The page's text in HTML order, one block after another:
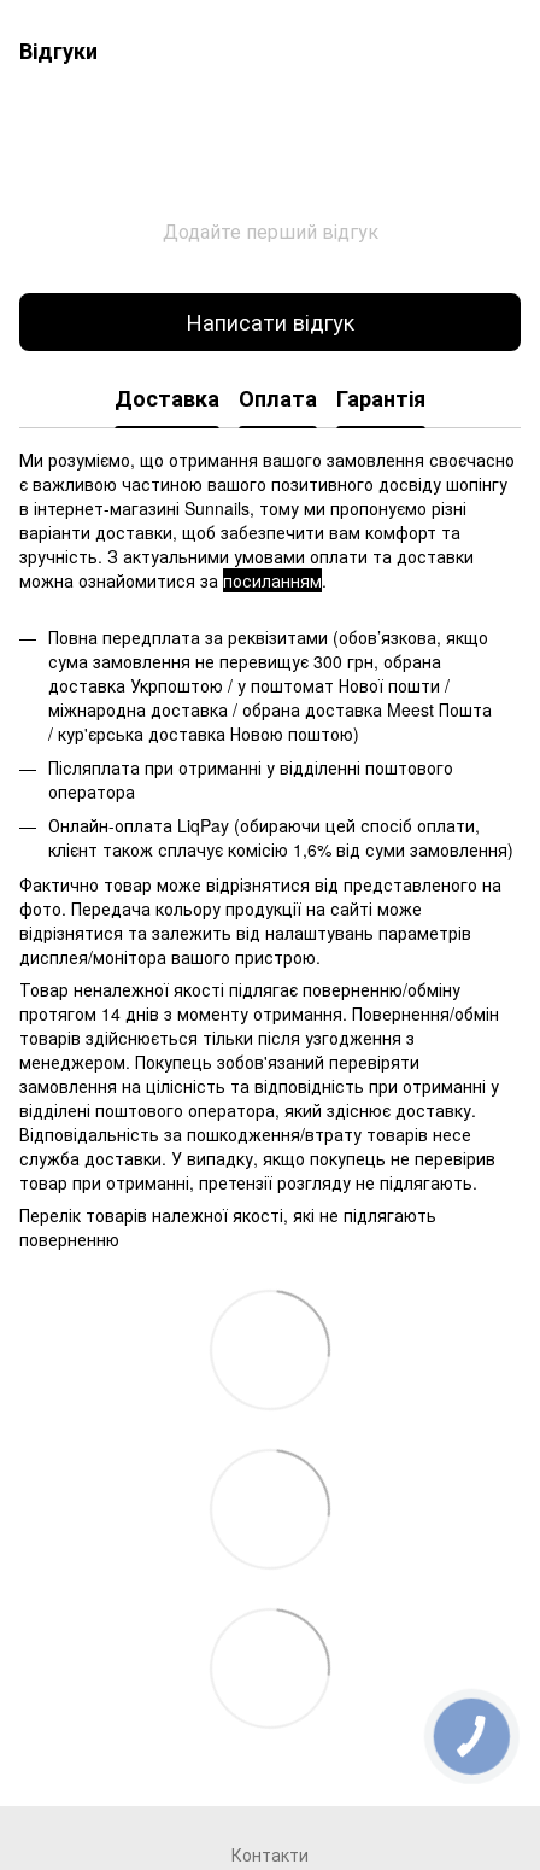
Відгуки
Додайте перший відгук
Написати відгук
Доставка Оплата Гарантія
Ми розуміємо, що отримання вашого замовлення своєчасно
є важливою частиною вашого позитивного досвіду шопінгу
в інтернет-магазині Sunnails, тому ми пропонуємо різні
варіанти доставки, щоб забезпечити вам комфорт та
зручність. З актуальними умовами оплати та доставки
можна ознайомитися за посиланням.
Повна передплата за реквізитами (обов’язкова, якщо
сума замовлення не перевищує 300 грн, обрана
доставка Укрпоштою / у поштомат Нової пошти /
міжнародна доставка / обрана доставка Meest Пошта
/ кур'єрська доставка Новою поштою)
Післяплата при отриманні у відділенні поштового
оператора
Онлайн-оплата LiqPay (обираючи цей спосіб оплати,
клієнт також сплачує комісію 1,6% від суми замовлення)
Фактично товар може відрізнятися від представленого на
фото. Передача кольору продукції на сайті може
відрізнятися та залежить від налаштувань параметрів
дисплея/монітора вашого пристрою.
Товар неналежної якості підлягає поверненню/обміну
протягом 14 днів з моменту отримання. Повернення/обмін
товарів здійснюється тільки після узгодження з
менеджером. Покупець зобов'язаний перевіряти
замовлення на цілісність та відповідність при отриманні у
відділені поштового оператора, який здіснює доставку.
Відповідальність за пошкодження/втрату товарів несе
служба доставки. У випадку, якщо покупець не перевірив
товар при отриманні, претензії розгляду не підлягають.
Перелік товарів належної якості, які не підлягають
поверненню
Контакти